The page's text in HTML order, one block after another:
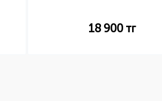
18 900тг